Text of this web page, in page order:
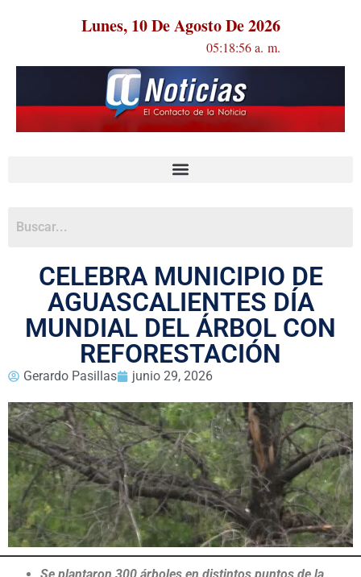
Lunes, 10 De Agosto De 2026
05:18:56 a. m.
CELEBRA MUNICIPIO DE
AGUASCALIENTES DÍA
MUNDIAL DEL ÁRBOL CON
REFORESTACIÓN
Gerardo Pasillas junio 29, 2026